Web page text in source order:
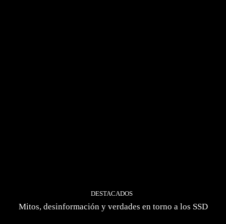
DESTACADOS
Mitos, desinformación y verdades en torno a los SSD